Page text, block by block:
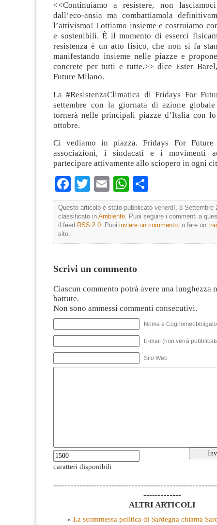
<<Continuiamo a resistere, non
dall’eco-ansia ma combattiamola
l’attivismo! Lottiamo insieme e costruiamo
e sostenibili. È il momento di esserci
resistenza è un atto fisico, che non si fa
manifestando insieme nelle piazze e
concrete per tutti e tutte.>> dice Ester
Future Milano.
La #ResistenzaClimatica di Fridays For
settembre con la giornata di azione
tornerà nelle principali piazze d’Italia con
ottobre.
Ci vediamo in piazza. Fridays For
associazioni, i sindacati e i movimenti
partecipare attivamente allo sciopero in ogni
Facebook
TwitterEmailWhatsApp
Questo articolo è stato pubblicato venerdì, 8 Settembre
classificato in Ambiente. Puoi seguire i commenti a
il feed RSS 2.0. Puoi inviare un commento, o fare un
sito.
Scrivi un commento
Ciascun commento potrà avere una lunghezza
battute.
Non sono ammessi commenti consecutivi.
Nome e
E-mail (non verrà
Sito Web
caratteri disponibili
-------------
ALTRI ARTICOLI
« La scommessa politica di Sardegna chiama